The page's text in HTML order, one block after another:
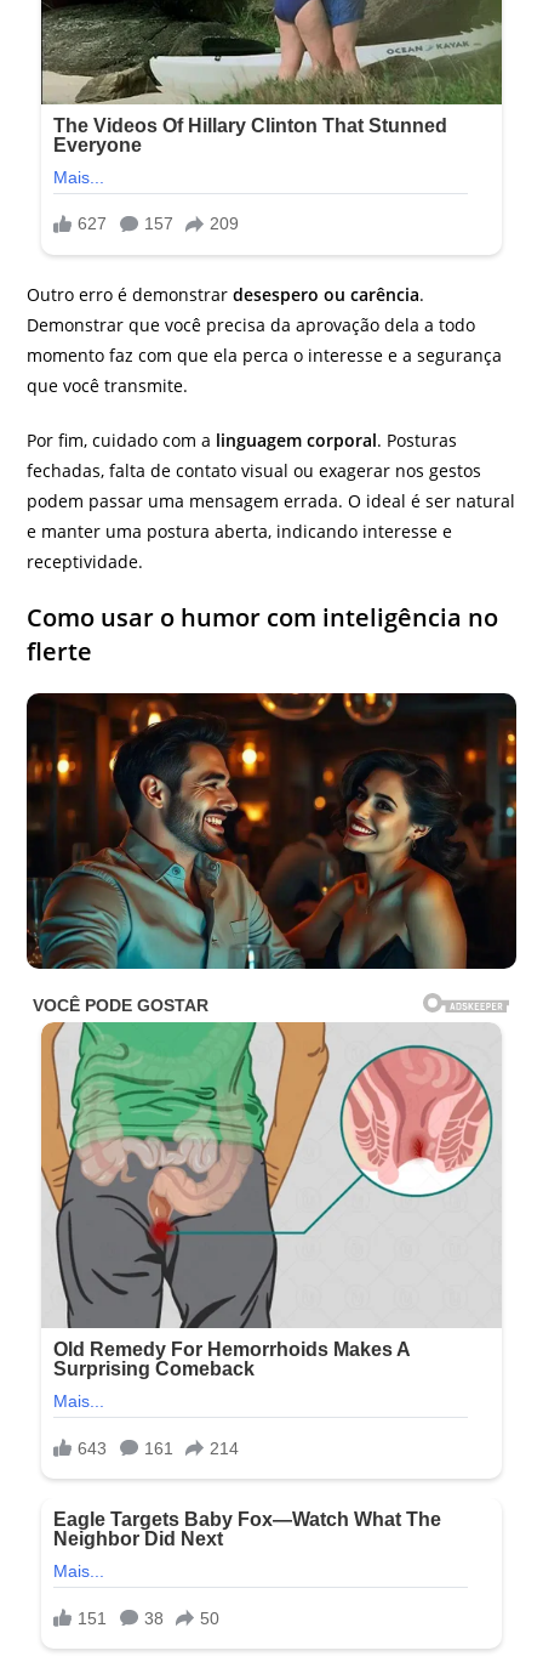
Outro erro é demonstrardesespero ou carência.
Demonstrar que você precisa da aprovação dela a todo
momento faz com que ela perca o interesse e a segurança
que você transmite.
Por fim, cuidado com a linguagem corporal. Posturas
fechadas, falta de contato visual ou exagerar nos gestos
podem passar uma mensagem errada. O ideal é ser natural
e manter uma postura aberta, indicando interesse e
receptividade.
Como usar o humor com inteligência no
flerte